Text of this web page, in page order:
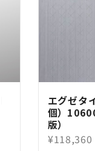
エグゼタ
個）
版）
¥118,360